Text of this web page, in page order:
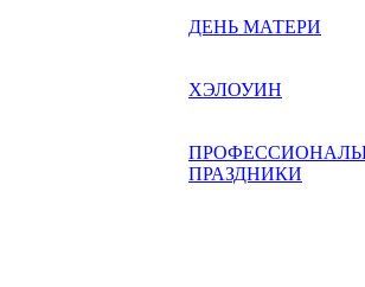
ДЕНЬ МАТЕРИ
ХЭЛОУИН
ПРАЗДНИКИ